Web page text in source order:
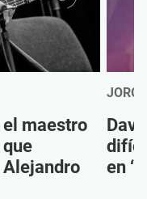
maestro
Alejandro
en